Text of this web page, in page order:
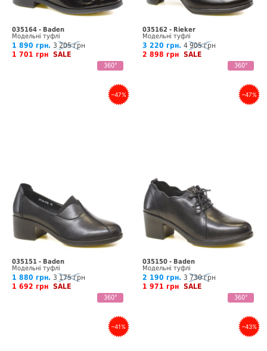
035164 - Baden
Модельні туфлі
1 890 грн. 3 205 грн
1 701 грн SALE
360°
035162 - Rieker
Модельні туфлі
3 220 грн. 4 905 грн
2 898 грн SALE
360°
–47%
035151 - Baden
Модельні туфлі
1 880 грн. 3 175 грн
1 692 грн SALE
360°
–47%
035150 - Baden
Модельні туфлі
2 190 грн. 3 730 грн
1 971 грн SALE
360°
–41% –43%